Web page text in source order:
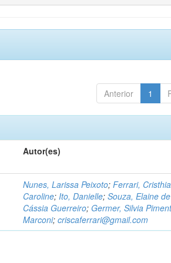
Anterior 1
Autor(es)
Nunes, Larissa Peixoto;Ferrari,
Caroline;Ito, Danielle;Souza, Elaine de
Cássia Guerreiro; Germer, Silvia
Marconi;criscaferrari@gmail.com